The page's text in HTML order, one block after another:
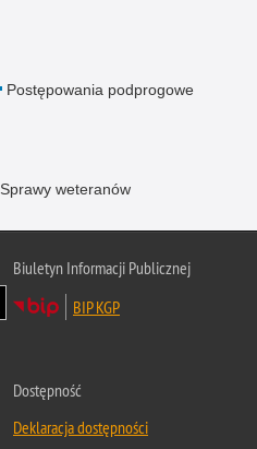
Postępowania podprogowe
Sprawy weteranów
Biuletyn Informacji Publicznej
BIP KGP
Dostępność
Deklaracja dostępności